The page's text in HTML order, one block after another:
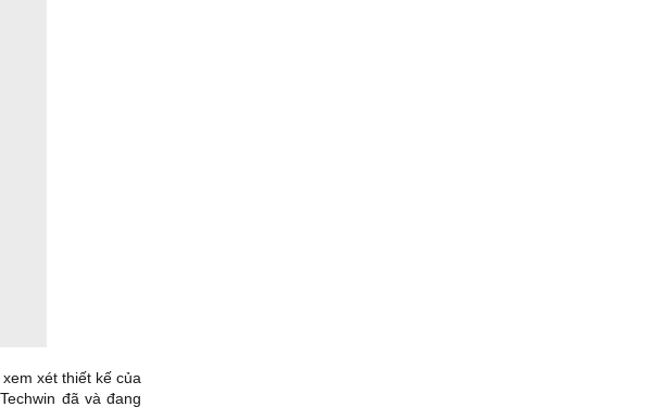
xét thiết kế của
đã và đang